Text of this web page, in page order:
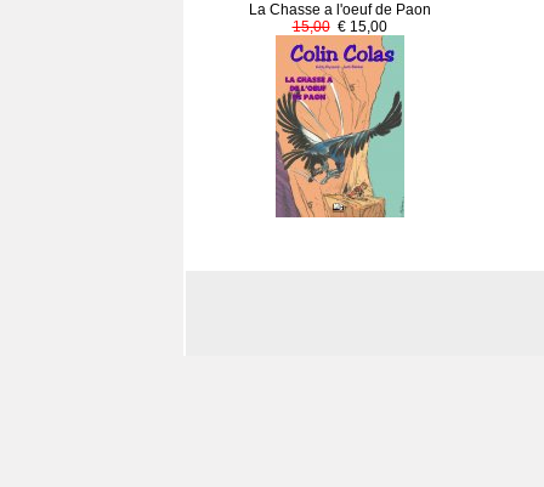
La Chasse a l'oeuf de Paon
15,00€ 15,00